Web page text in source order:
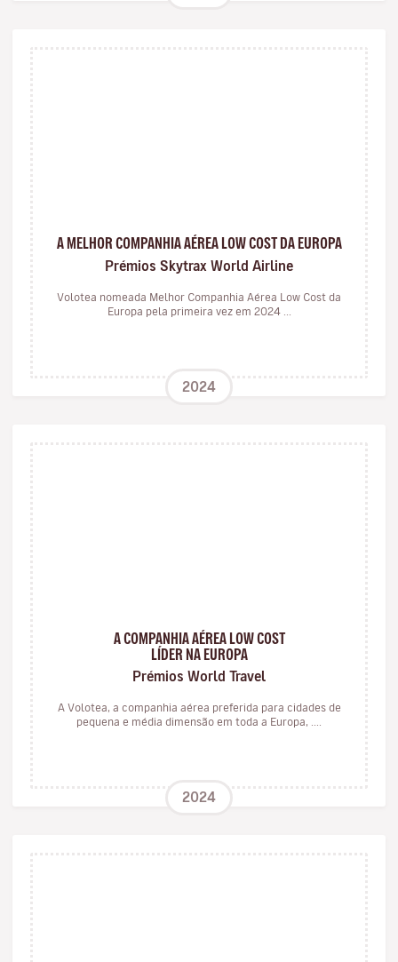
A MELHOR COMPANHIA AÉREA LOW COST DA EUROPA
Prémios Skytrax World Airline
Volotea nomeada Melhor Companhia Aérea Low Cost da
Europa pela primeira vez em 2024 ...
2024
A COMPANHIA AÉREA LOW COST
LÍDER NA EUROPA
Prémios World Travel
A Volotea, a companhia aérea preferida para cidades de
pequena e média dimensão em toda a Europa, ....
2024